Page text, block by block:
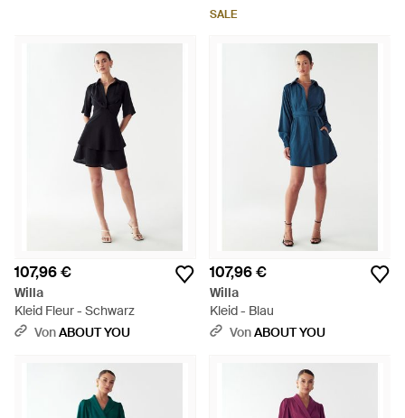
SALE
107,96 €
Willa
Kleid Fleur - Schwarz
VonABOUT YOU
107,96 €
Willa
Kleid - Blau
VonABOUT YOU